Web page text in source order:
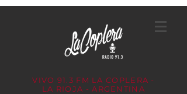
VIVO 91.3 FM LA COPLERA -
LA RIOJA - ARGENTINA